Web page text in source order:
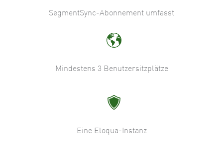
SegmentSync-Abonnement umfasst
Mindestens 3 Benutzersitzplätze
Eine Eloqua-Instanz